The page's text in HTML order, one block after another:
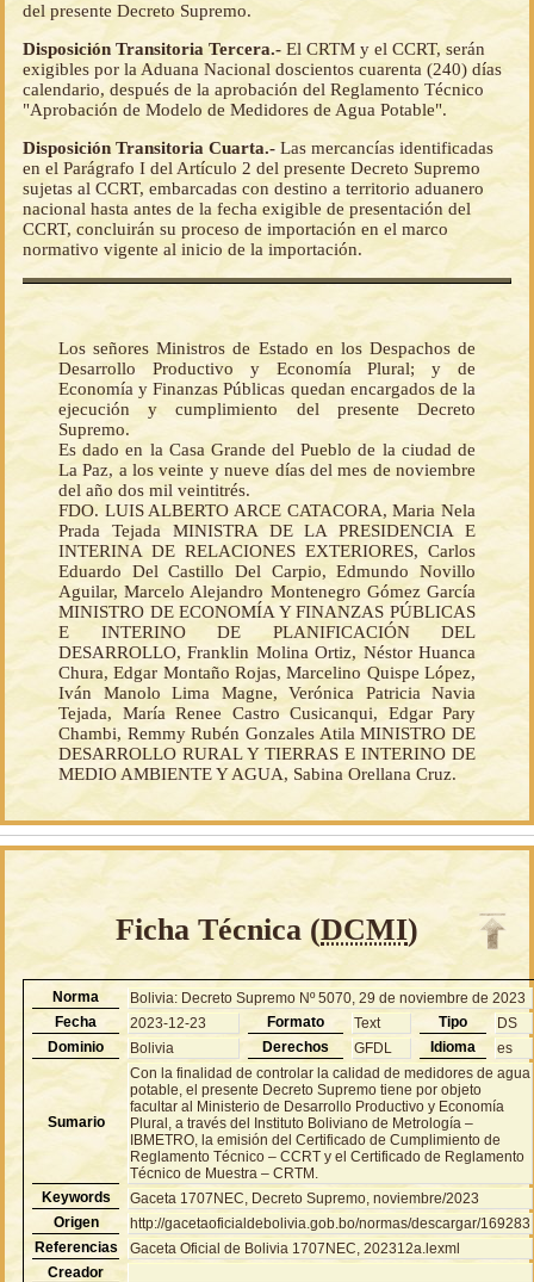
del presente Decreto Supremo.
Disposición Transitoria Tercera.- El CRTM y el CCRT, serán
exigibles por la Aduana Nacional doscientos cuarenta (240) días
calendario, después de la aprobación del Reglamento Técnico
"Aprobación de Modelo de Medidores de Agua Potable".
Disposición Transitoria Cuarta.-Las mercancías identificadas
en el Parágrafo I del Artículo 2 del presente Decreto Supremo
sujetas al CCRT, embarcadas con destino a territorio aduanero
nacional hasta antes de la fecha exigible de presentación del
CCRT, concluirán su proceso de importación en el marco
normativo vigente al inicio de la importación.
Los señores Ministros de Estado en los Despachos de
Desarrollo Productivo y Economía Plural; y de
Economía y Finanzas Públicas quedan encargados de la
ejecución y cumplimiento del presente Decreto
Supremo.
Es dado en la Casa Grande del Pueblo de la ciudad de
La Paz, a los veinte y nueve días del mes de noviembre
del año dos mil veintitrés.
FDO. LUIS ALBERTO ARCE CATACORA, Maria Nela
Prada Tejada MINISTRA DE LA PRESIDENCIA E
INTERINA DE RELACIONES EXTERIORES, Carlos
Eduardo Del Castillo Del Carpio, Edmundo Novillo
Aguilar, Marcelo Alejandro Montenegro Gómez García
MINISTRO DE ECONOMÍA Y FINANZAS PÚBLICAS
E INTERINO DE PLANIFICACIÓN DEL
DESARROLLO, Franklin Molina Ortiz, Néstor Huanca
Chura, Edgar Montaño Rojas, Marcelino Quispe López,
Iván Manolo Lima Magne, Verónica Patricia Navia
Tejada, María Renee Castro Cusicanqui, Edgar Pary
Chambi, Remmy Rubén Gonzales Atila MINISTRO DE
DESARROLLO RURAL Y TIERRAS E INTERINO DE
MEDIO AMBIENTE Y AGUA, Sabina Orellana Cruz.
Ficha Técnica (DCMI)
Norma
Bolivia: Decreto Supremo Nº 5070, 29 de noviembre de 2023
Fecha
2023-12-23 Formato Text Tipo
DS
Dominio
Bolivia Derechos GFDL Idioma es
Sumario
Con la finalidad de controlar la calidad de medidores de agua
potable, el presente Decreto Supremo tiene por objeto
facultar al Ministerio de Desarrollo Productivo y Economía
Plural, a través del Instituto Boliviano de Metrología –
IBMETRO, la emisión del Certificado de Cumplimiento de
Reglamento Técnico – CCRT y el Certificado de Reglamento
Técnico de Muestra – CRTM.
Keywords
Gaceta 1707NEC, Decreto Supremo, noviembre/2023
Origen
http://gacetaoficialdebolivia.gob.bo/normas/descargar/169283
Referencias
Gaceta Oficial de Bolivia 1707NEC, 202312a.lexml
Creador